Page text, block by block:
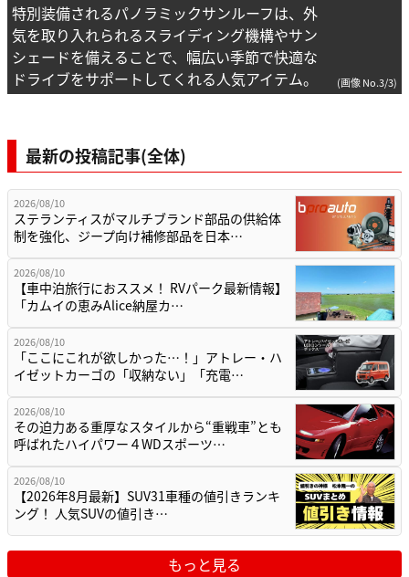
特別装備されるパノラミックサンルーフは、外
気を取り入れられるスライディング機構やサン
シェードを備えることで、幅広い季節で快適な
ドライブをサポートしてくれる人気アイテム。
(画像 No.3/3)
最新の投稿記事(全体)
2026/08/10
ステランティスがマルチブランド部品の供給体
制を強化、ジープ向け補修部品を日本…
2026/08/10
【車中泊旅行におススメ！ RVパーク最新情報】
「カムイの恵みAlice納屋カ…
2026/08/10
「ここにこれが欲しかった…！」アトレー・ハ
イゼットカーゴの「収納ない」「充電…
2026/08/10
その迫力ある重厚なスタイルから“重戦車”とも
呼ばれたハイパワー４WDスポーツ…
2026/08/10
【2026年8月最新】SUV31車種の値引きランキ
ング！ 人気SUVの値引き…
もっと見る